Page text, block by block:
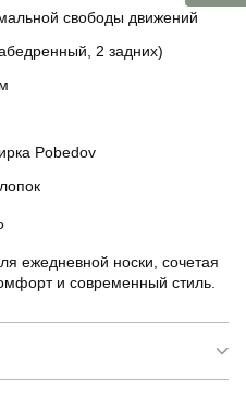
свободы движений
2 задних)
Pobedov
ежедневной носки, сочетая
и современный стиль.